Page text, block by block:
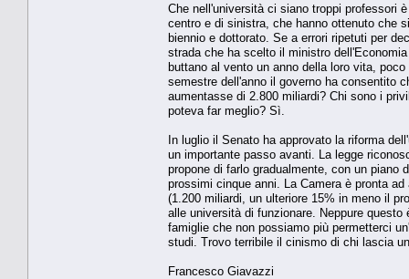
Che nell'università ci siano troppi professori
centro e di sinistra, che hanno ottenuto che
biennio e dottorato. Se a errori ripetuti per
strada che ha scelto il ministro
buttano al vento un anno della loro vita,
semestre dell'anno il governo ha consentito
aumentasse di 2.800 miliardi? Chi sono i
poteva far meglio? Sì.
In luglio il Senato ha approvato la riforma
un importante passo avanti. La legge
propone di farlo gradualmente, con un
prossimi cinque anni. La Camera è pronta
(1.200 miliardi, un ulteriore 15% in meno il
alle università di funzionare. Neppure
famiglie che non possiamo più permetterci
studi. Trovo terribile il cinismo di chi lascia
Francesco Giavazzi